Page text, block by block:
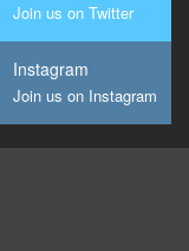
Join us on Twitter
Instagram
Join us on Instagram